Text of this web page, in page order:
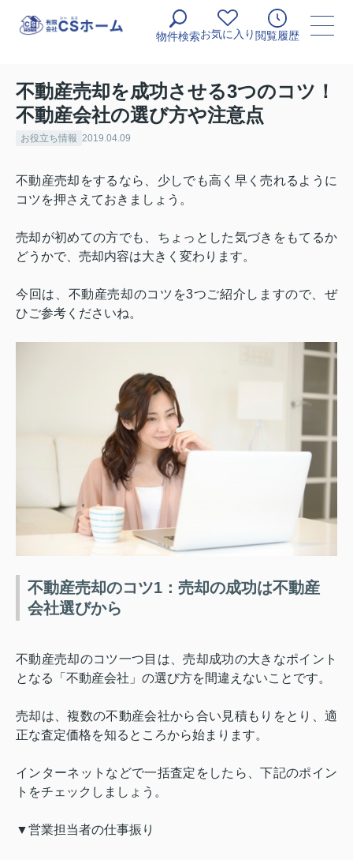
物件検索お気に入り 閲覧履歴
不動産売却を成功させる3つのコツ！
不動産会社の選び方や注意点
お役立ち情報 2019.04.09
不動産売却をするなら、少しでも高く早く売れるように
コツを押さえておきましょう。
売却が初めての方でも、ちょっとした気づきをもてるか
どうかで、売却内容は大きく変わります。
今回は、不動産売却のコツを3つご紹介しますので、ぜ
ひご参考くださいね。
不動産売却のコツ1：売却の成功は不動産
会社選びから
不動産売却のコツ一つ目は、売却成功の大きなポイント
となる「不動産会社」の選び方を間違えないことです。
売却は、複数の不動産会社から合い見積もりをとり、適
正な査定価格を知るところから始まります。
インターネットなどで一括査定をしたら、下記のポイン
トをチェックしましょう。
▼営業担当者の仕事振り